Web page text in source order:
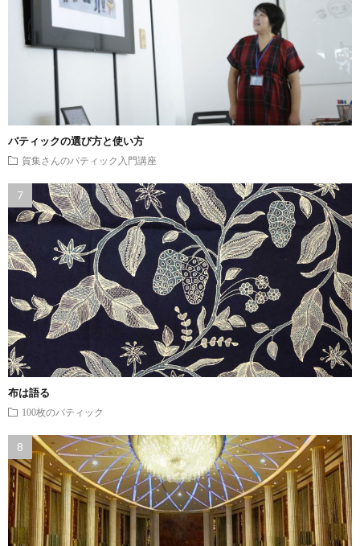
バティックの選び方と使い方
賀集さんのバティック入門講座
布は語る
100枚のバティック